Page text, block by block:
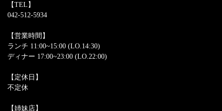
【TEL】
042-512-5934
【営業時間】
ランチ 11:00~15:00 (LO.14:30)
ディナー 17:00~23:00 (LO.22:00)
【定休日】
不定休
【姉妹店】